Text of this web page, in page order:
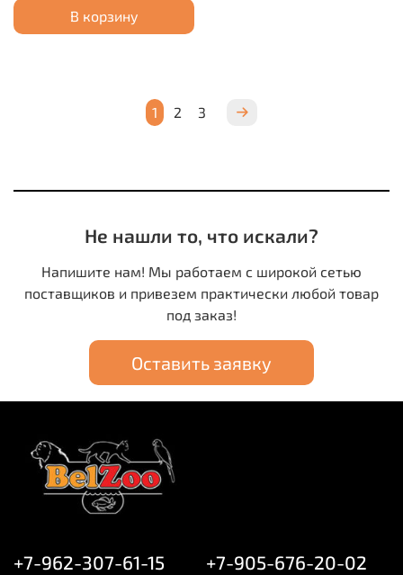
В корзину
1 2 3
Не нашли то, что искали?
Напишите нам! Мы работаем с широкой сетью
поставщиков и привезем практически любой товар
под заказ!
Оставить заявку
+7-962-307-61-15 +7-905-676-20-02